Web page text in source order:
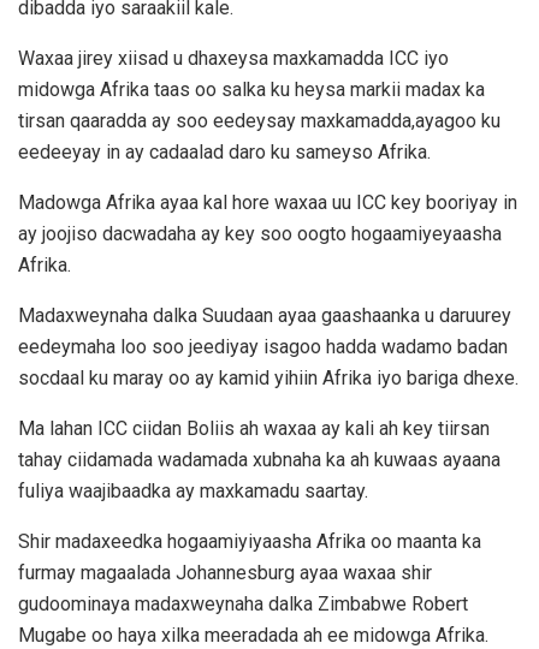
dibadda iyo saraakiil kale.
Waxaa jirey xiisad u dhaxeysa maxkamadda ICC iyo
midowga Afrika taas oo salka ku heysa markii madax ka
tirsan qaaradda ay soo eedeysay maxkamadda,ayagoo ku
eedeeyay in ay cadaalad daro ku sameyso Afrika.
Madowga Afrika ayaa kal hore waxaa uu ICC key booriyay in
ay joojiso dacwadaha ay key soo oogto hogaamiyeyaasha
Afrika.
Madaxweynaha dalka Suudaan ayaa gaashaanka u daruurey
eedeymaha loo soo jeediyay isagoo hadda wadamo badan
socdaal ku maray oo ay kamid yihiin Afrika iyo bariga dhexe.
Ma lahan ICC ciidan Boliis ah waxaa ay kali ah key tiirsan
tahay ciidamada wadamada xubnaha ka ah kuwaas ayaana
fuliya waajibaadka ay maxkamadu saartay.
Shir madaxeedka hogaamiyiyaasha Afrika oo maanta ka
furmay magaalada Johannesburg ayaa waxaa shir
gudoominaya madaxweynaha dalka Zimbabwe Robert
Mugabe oo haya xilka meeradada ah ee midowga Afrika.